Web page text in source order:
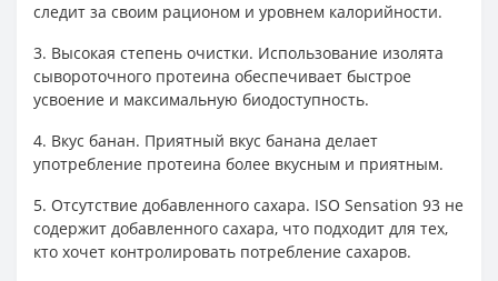
следит за своим рационом и уровнем калорийности.
3. Высокая степень очистки. Использование изолята
сывороточного протеина обеспечивает быстрое
усвоение и максимальную биодоступность.
4. Вкус банан. Приятный вкус банана делает
употребление протеина более вкусным и приятным.
5. Отсутствие добавленного сахара. ISO Sensation 93 не
содержит добавленного сахара, что подходит для тех,
кто хочет контролировать потребление сахаров.